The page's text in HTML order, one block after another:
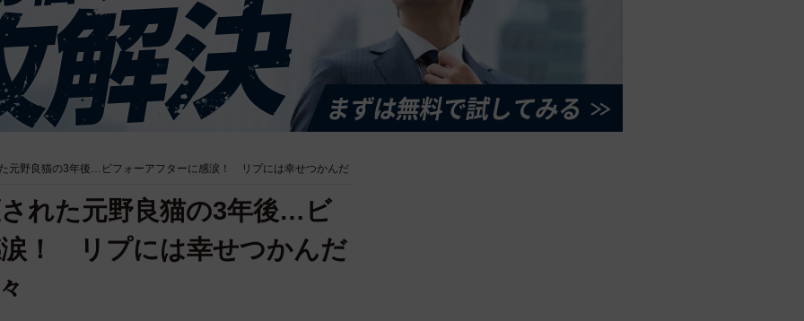
元野良猫の3年後…ビフォーアフターに感涙！ リプには幸せつかんだ
れた元野良猫の3年後…ビ
！ リプには幸せつかんだ